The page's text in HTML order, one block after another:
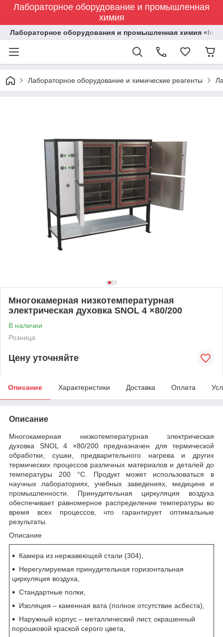
Лабораторное оборудование и промышленная
химия
Лабораторное оборудования и промышленная химия
Лабораторное оборудование и химические реагенты
Многокамерная низкотемпературная
электрическая духовка SNOL 4 ×80/200
В наличии
Розница
Цену уточняйте
Описание Характеристики Доставка Оплата
Описание
Многокамерная низкотемпературная электрическая
духовка SNOL 4 ×80/200 предназначен для термической
обработки, сушки, предварительного нагрева и других
термических процессов различных материалов и деталей до
температуры 200 °C. Продукт может использоваться в
научных лабораториях, учебных заведениях, медицине и
промышленности. Принудительная циркуляция воздуха
обеспечивает равномерное распределение температуры во
время всех процессов, что гарантирует оптимальные
результаты.
Описание
Камера из нержавеющей стали (304),
Нерегулируемая принудительная горизонтальная
циркуляция воздуха,
Стандартные полки,
Изоляция – каменная вата (полное отсутствие асбеста),
Наружный корпус – металлический лист, окрашенный
порошковой краской серого цвета,